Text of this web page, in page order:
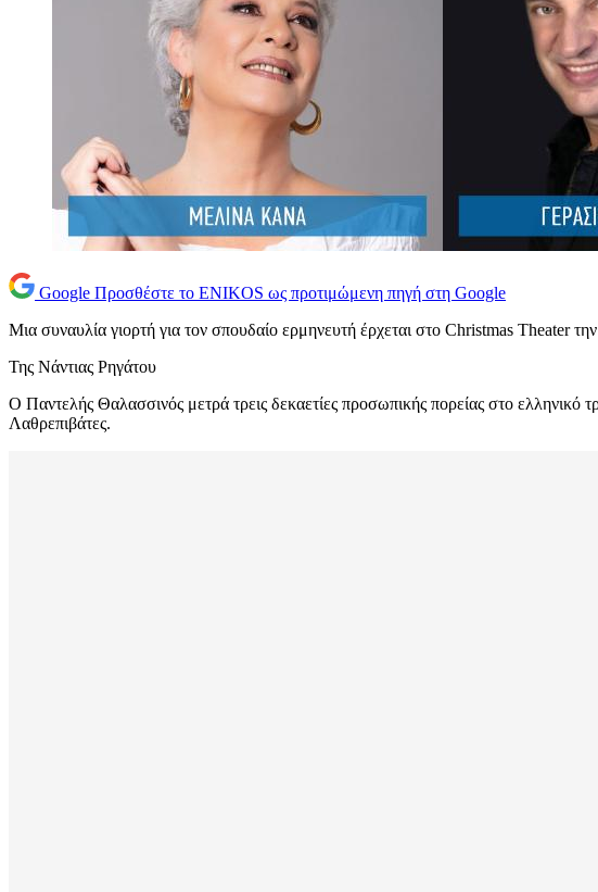
Google Προσθέστε το ENIKOS ως προτιμώμενη πηγή στη Google
Μια συναυλία γιορτή για τον σπουδαίο ερμηνευτή έρχεται στο Christmas Theater
Της Νάντιας Ρηγάτου
Ο Παντελής Θαλασσινός μετρά τρεις δεκαετίες προσωπικής πορείας στο
Λαθρεπιβάτες.